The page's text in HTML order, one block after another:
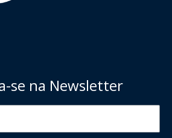
se na Newsletter